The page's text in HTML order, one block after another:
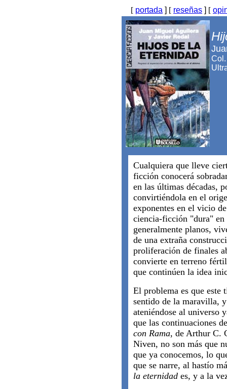
[ portada ] [ reseñas ] [
Cualquiera que lleve
ficción conocerá
en las últimas décadas,
convirtiéndola en el
exponentes en el vicio
ciencia-ficción "dura" en
generalmente planos,
de una extraña
proliferación de finales
convierte en terreno
que continúen la idea
El problema es que
sentido de la maravilla,
ateniéndose al universo
que las continuaciones
con Rama, de Arthur C.
Niven, no son más que
que ya conocemos, lo
que se narre, al hastío
la eternidad es, y a la